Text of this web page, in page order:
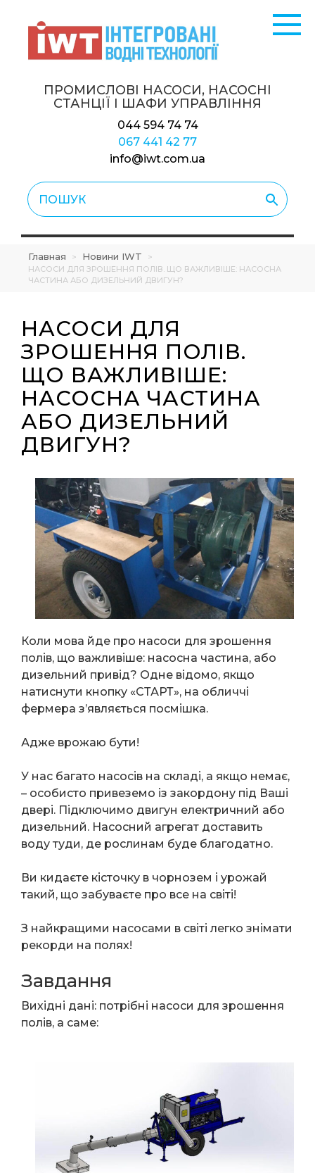
ПРОМИСЛОВІ НАСОСИ, НАСОСНІ
СТАНЦІЇ І ШАФИ УПРАВЛІННЯ
044 594 74 74
067 441 42 77
info@iwt.com.ua
Главная > Новини IWT
>
НАСОСИ ДЛЯ ЗРОШЕННЯ ПОЛІВ. ЩО ВАЖЛИВІШЕ: НАСОСНА
ЧАСТИНА АБО ДИЗЕЛЬНИЙ ДВИГУН?
НАСОСИ ДЛЯ
ЗРОШЕННЯ ПОЛІВ.
ЩО ВАЖЛИВІШЕ:
НАСОСНА ЧАСТИНА
АБО ДИЗЕЛЬНИЙ
ДВИГУН?
Коли мова йде про насоси для зрошення
полів, що важливіше: насосна частина, або
дизельний привід? Одне відомо, якщо
натиснути кнопку «СТАРТ», на обличчі
фермера з’являється посмішка.
Адже врожаю бути!
У нас багато насосів на складі, а якщо немає,
– особисто привеземо із закордону під Ваші
двері. Підключимо двигун електричний або
дизельний. Насосний агрегат доставить
воду туди, де рослинам буде благодатно.
Ви кидаєте кісточку в чорнозем і урожай
такий, що забуваєте про все на світі!
З найкращими насосами в світі легко знімати
рекорди на полях!
Завдання
Вихідні дані: потрібні насоси для зрошення
полів, а саме: